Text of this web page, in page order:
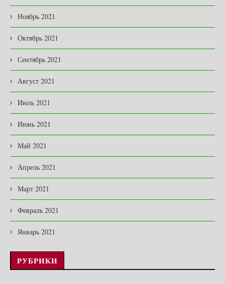
Ноябрь 2021
Октябрь 2021
Сентябрь 2021
Август 2021
Июль 2021
Июнь 2021
Май 2021
Апрель 2021
Март 2021
Февраль 2021
Январь 2021
РУБРИКИ